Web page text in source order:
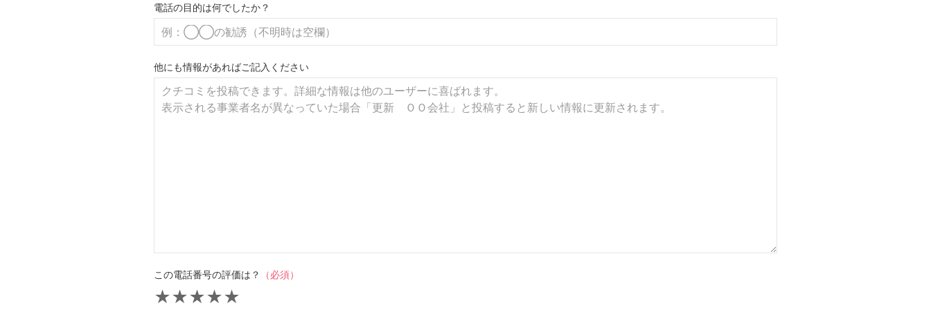
電話の目的は何でしたか？
他にも情報があればご記入ください
この電話番号の評価は？ （必須）
★
★
★
★
★